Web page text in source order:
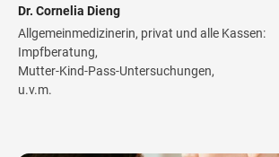
Dr. Cornelia Dieng
Allgemeinmedizinerin, privat und alle Kassen:
Impfberatung,
Mutter-Kind-Pass-Untersuchungen,
u.v.m.